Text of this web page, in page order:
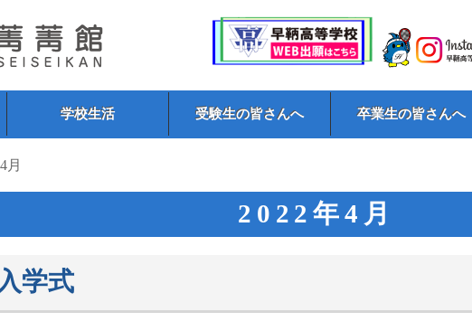
学校生活 受験生の皆さんへ 卒業生の皆さんへ
月
2022年4月
学式